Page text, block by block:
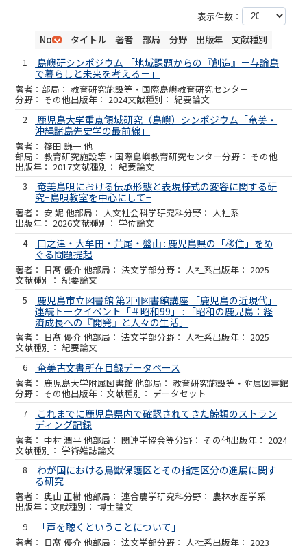
表示件数：
No
タイトル 著者 部局 分野 出版年
文献種別
1
島嶼研シンポジウム 「地域課題からの『創造』－与論島
で暮らしと未来を考える－」
教育研究施設等・国際島嶼教育研究センター
その他 2024
紀要論文
2
鹿児島大学重点領域研究（島嶼）シンポジウム「奄美・
沖縄諸島先史学の最前線」
篠田 謙一 他
教育研究施設等・国際島嶼教育研究センター その他
2017
紀要論文
3
奄美島唄における伝承形態と表現様式の変容に関する研
究−島唄教室を中心にして−
安 妮 他 人文社会科学研究科 人社系
2026
学位論文
4
口之津・大牟田・荒尾・盤山 : 鹿児島県の「移住」をめ
ぐる問題提起
日髙 優介 他 法文学部 人社系 2025
紀要論文
5
鹿児島市立図書館 第2回図書館講座 「鹿児島の近現代」
連続トークイベント「＃昭和99」 : 「昭和の鹿児島：経
済成長への『開発』と人々の生活」
日髙 優介 他 法文学部 人社系 2025
紀要論文
6
奄美古文書所在目録データベース
鹿児島大学附属図書館 他 教育研究施設等・附属図書館
その他
データセット
7
これまでに鹿児島県内で確認されてきた鯨類のストラン
ディング記録
中村 潤平 他 関連学協会等 その他 2024
学術雑誌論文
8
わが国における鳥獣保護区とその指定区分の進展に関す
る研究
奥山 正樹 他 連合農学研究科 農林水産学系
博士論文
9
「声を聴くということについて」
日髙 優介 他 法文学部 人社系 2023